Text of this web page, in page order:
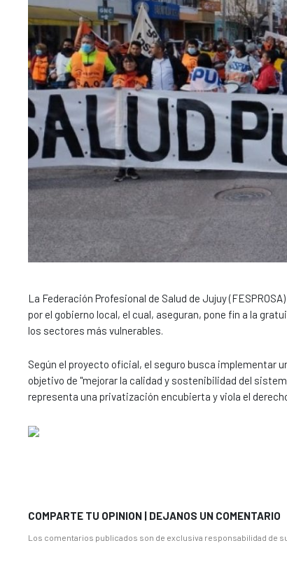
La Federación Profesional de Salud de Jujuy
por el gobierno local, el cual, aseguran, pone fin a la
los sectores más vulnerables.
Según el proyecto oficial, el seguro busca implementar
objetivo de "mejorar la calidad y sostenibilidad del
representa una privatización encubierta y viola el
COMPARTE TU OPINION | DEJANOS UN COMENTARIO
Los comentarios publicados son de exclusiva responsabilidad de